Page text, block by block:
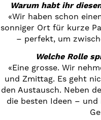
Warum habt ihr
«Wir haben schon
sonniger Ort für kurze
– perfekt, um
Welche Rolle
«Eine grosse. Wir
und Zmittag. Es geht
den Austausch. Neben
die besten Ideen –